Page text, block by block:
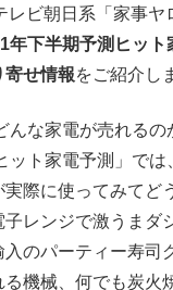
レビ朝日系「家事ヤ
年下半期予測ヒット
寄せ情報をご紹介し
んな家電が売れるの
ット家電予測」で
際に使ってみてど
レンジで激うまダ
入のパーティー寿司
機械、何でも炭火